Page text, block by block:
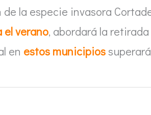
la especie invasora
el verano, abordará la
en estos municipios